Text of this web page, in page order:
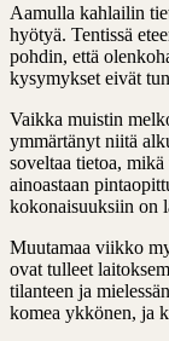
Aamulla kahlailin
hyötyä. Tentissä
pohdin, että
kysymykset eivät
Vaikka muistin
ymmärtänyt niitä
soveltaa tietoa,
ainoastaan
kokonaisuuksiin on
Muutamaa viikko
ovat tulleet
tilanteen ja
komea ykkönen, ja